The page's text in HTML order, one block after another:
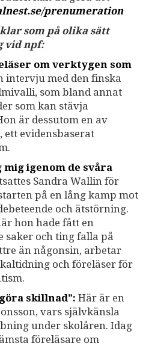
/prenumeration
som på olika sätt
vid npf:
om verktygen som
intervju med den finska
som bland annat
som kan stävja
är dessutom en av
ett evidensbaserat
igenom de svåra
Sandra Wallin för
på en lång kamp mot
och ätstörning.
hon hade fått en
saker och ting falla på
än någonsin, arbetar
och föreläser för
skillnad”: Här är en
vars självkänsla
under skolåren. Idag
föreläsare om